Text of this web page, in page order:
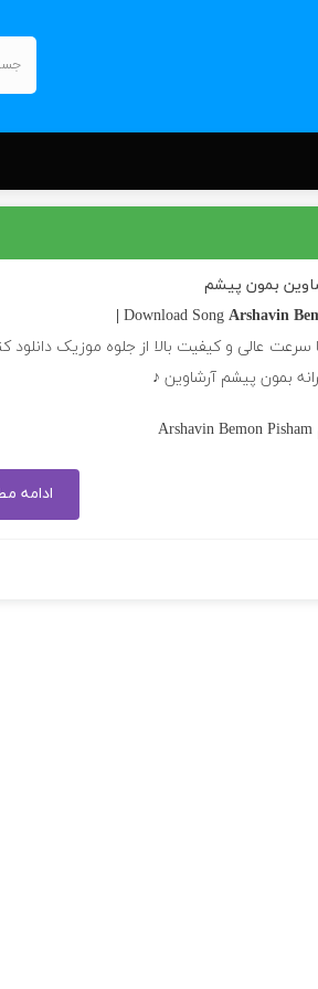
بمون پیشم
Arshavin
سرعت عالی و کیفیت بالا از جلوه موزیک دانلود
بمون پیشم آرشاوین ♪
ادامه